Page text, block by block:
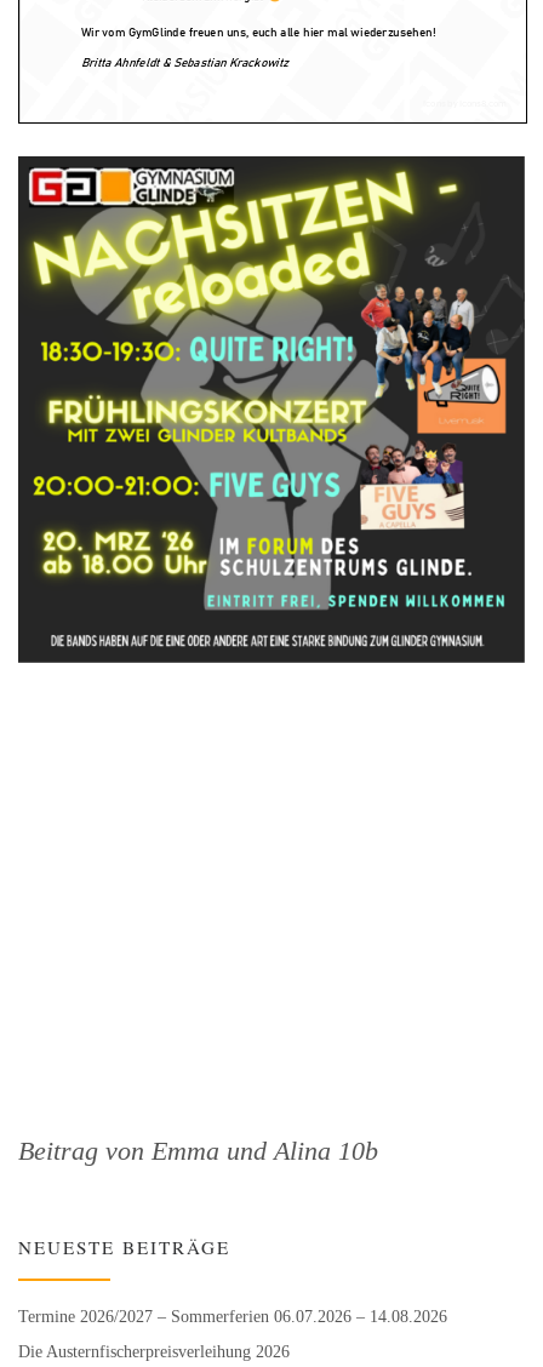
Beitrag von Emma und Alina 10b
NEUESTE BEITRÄGE
Termine 2026/2027 – Sommerferien 06.07.2026 – 14.08.2026
Die Austernfischer­preisverleihung 2026